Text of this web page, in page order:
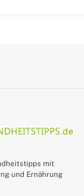
mit
und Ernährung